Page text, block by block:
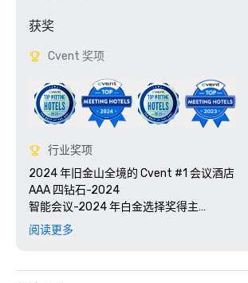
获奖
Cvent 奖项
行业奖项
2024 年旧金山全境的 Cvent #1 会议酒店
AAA 四钻石-2024
智能会议-2024 年白金选择奖得主
Travel + Leisure 的 2025 年世界最佳大奖
员”
阅读更多